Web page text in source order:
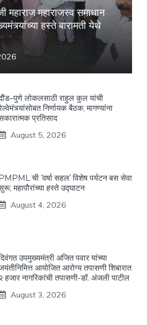
महाराज महाराजस्व समाधान
हस्ते बारामती येथे
लोकलसाठी राहुल कुल यांची
निर्णायक बैठक; मागण्यांना
प्रतिसाद
August 5, 2026
ची ‘वर्षा सहल’ विशेष पर्यटन बस सेवा
महापौरांच्या हस्ते उद्घाटन
August 4, 2026
उपमुख्यमंत्री अजित पवार यांच्या
आयोजित आरोग्य तपासणी शिबारात
हजार नागरिकांची तपासणी-डॉ. अंजली पाटील
August 3, 2026